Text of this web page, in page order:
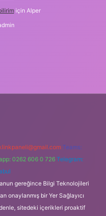
için Alper
Teams:
0262 606 0 726 Telegram:
gereğince Bilgi Teknolojileri
onaylanmış bir Yer Sağlayıcı
sitedeki içerikleri proaktif